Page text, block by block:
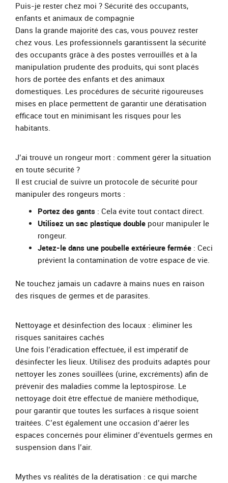
Puis-je rester chez moi ? Sécurité des occupants,
enfants et animaux de compagnie
Dans la grande majorité des cas, vous pouvez rester
chez vous. Les professionnels garantissent la sécurité
des occupants grâce à des postes verrouillés et à la
manipulation prudente des produits, qui sont placés
hors de portée des enfants et des animaux
domestiques. Les procédures de sécurité rigoureuses
mises en place permettent de garantir une dératisation
efficace tout en minimisant les risques pour les
habitants.
J’ai trouvé un rongeur mort : comment gérer la situation
en toute sécurité ?
Il est crucial de suivre un protocole de sécurité pour
manipuler des rongeurs morts :
Portez des gants : Cela évite tout contact direct.
Utilisez un sac plastique doublepour manipuler le
rongeur.
Jetez-le dans une poubelle extérieure fermée: Ceci
prévient la contamination de votre espace de vie.
Ne touchez jamais un cadavre à mains nues en raison
des risques de germes et de parasites.
Nettoyage et désinfection des locaux : éliminer les
risques sanitaires cachés
Une fois l’éradication effectuée, il est impératif de
désinfecter les lieux. Utilisez des produits adaptés pour
nettoyer les zones souillées (urine, excréments) afin de
prévenir des maladies comme la leptospirose. Le
nettoyage doit être effectué de manière méthodique,
pour garantir que toutes les surfaces à risque soient
traitées. C’est également une occasion d’aérer les
espaces concernés pour éliminer d’éventuels germes en
suspension dans l’air.
Mythes vs réalités de la dératisation : ce qui marche